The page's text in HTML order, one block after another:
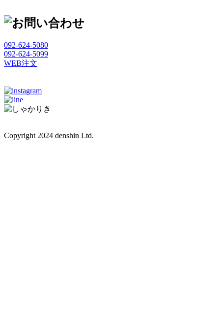
092-624-5080
092-624-5099
WEB注文
Copyright 2024 denshin Ltd.